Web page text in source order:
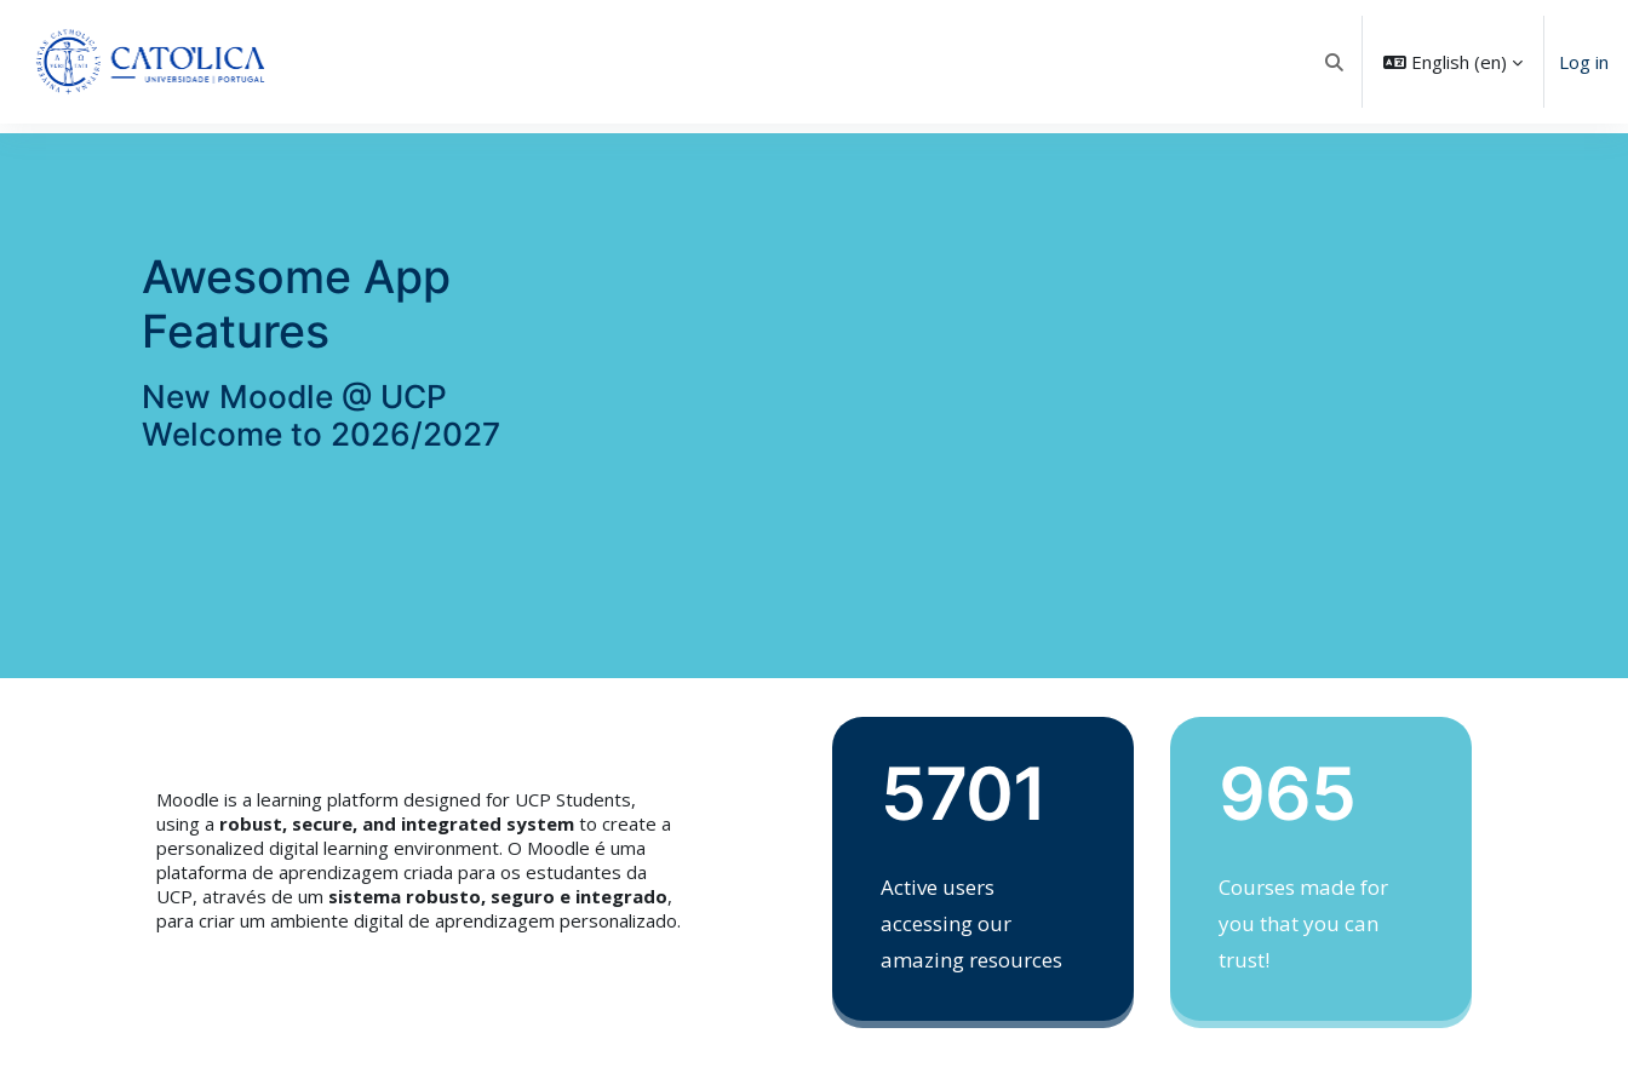
Toggle search input
English ‎(en)‎ Log in
Awesome App
Features
New Moodle @ UCP
Welcome to 2026/2027
Moodle is a learning platform designed for UCP Students,
using a robust, secure, and integrated systemto create a
personalized digital learning environment. O Moodle é uma
plataforma de aprendizagem criada para os estudantes da
UCP, através de um sistema robusto, seguro e integrado,
para criar um ambiente digital de aprendizagem personalizado.
5701
Active users
accessing our
amazing resources
965
Courses made for
you that you can
trust!